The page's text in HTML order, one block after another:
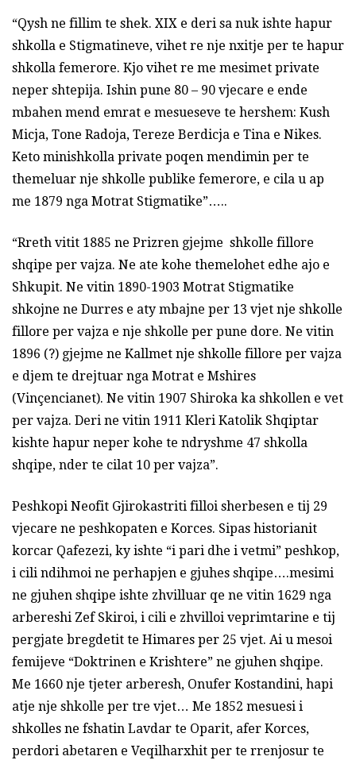
“Qysh ne fillim te shek. XIX e deri sa nuk ishte hapur
shkolla e Stigmatineve, vihet re nje nxitje per te hapur
shkolla femerore. Kjo vihet re me mesimet private
neper shtepija. Ishin pune 80 – 90 vjecare e ende
mbahen mend emrat e mesueseve te hershem: Kush
Micja, Tone Radoja, Tereze Berdicja e Tina e Nikes.
Keto minishkolla private poqen mendimin per te
themeluar nje shkolle publike femerore, e cila u ap
me 1879 nga Motrat Stigmatike”…..
“Rreth vitit 1885 ne Prizren gjejme shkolle fillore
shqipe per vajza. Ne ate kohe themelohet edhe ajo e
Shkupit. Ne vitin 1890-1903 Motrat Stigmatike
shkojne ne Durres e aty mbajne per 13 vjet nje shkolle
fillore per vajza e nje shkolle per pune dore. Ne vitin
1896 (?) gjejme ne Kallmet nje shkolle fillore per vajza
e djem te drejtuar nga Motrat e Mshires
(Vinçencianet). Ne vitin 1907 Shiroka ka shkollen e vet
per vajza. Deri ne vitin 1911 Kleri Katolik Shqiptar
kishte hapur neper kohe te ndryshme 47 shkolla
shqipe, nder te cilat 10 per vajza”.
Peshkopi Neofit Gjirokastriti filloi sherbesen e tij 29
vjecare ne peshkopaten e Korces. Sipas historianit
korcar Qafezezi, ky ishte “i pari dhe i vetmi” peshkop,
i cili ndihmoi ne perhapjen e gjuhes shqipe….mesimi
ne gjuhen shqipe ishte zhvilluar qe ne vitin 1629 nga
arbereshi Zef Skiroi, i cili e zhvilloi veprimtarine e tij
pergjate bregdetit te Himares per 25 vjet. Ai u mesoi
femijeve “Doktrinen e Krishtere” ne gjuhen shqipe.
Me 1660 nje tjeter arberesh, Onufer Kostandini, hapi
atje nje shkolle per tre vjet… Me 1852 mesuesi i
shkolles ne fshatin Lavdar te Oparit, afer Korces,
perdori abetaren e Veqilharxhit per te rrenjosur te